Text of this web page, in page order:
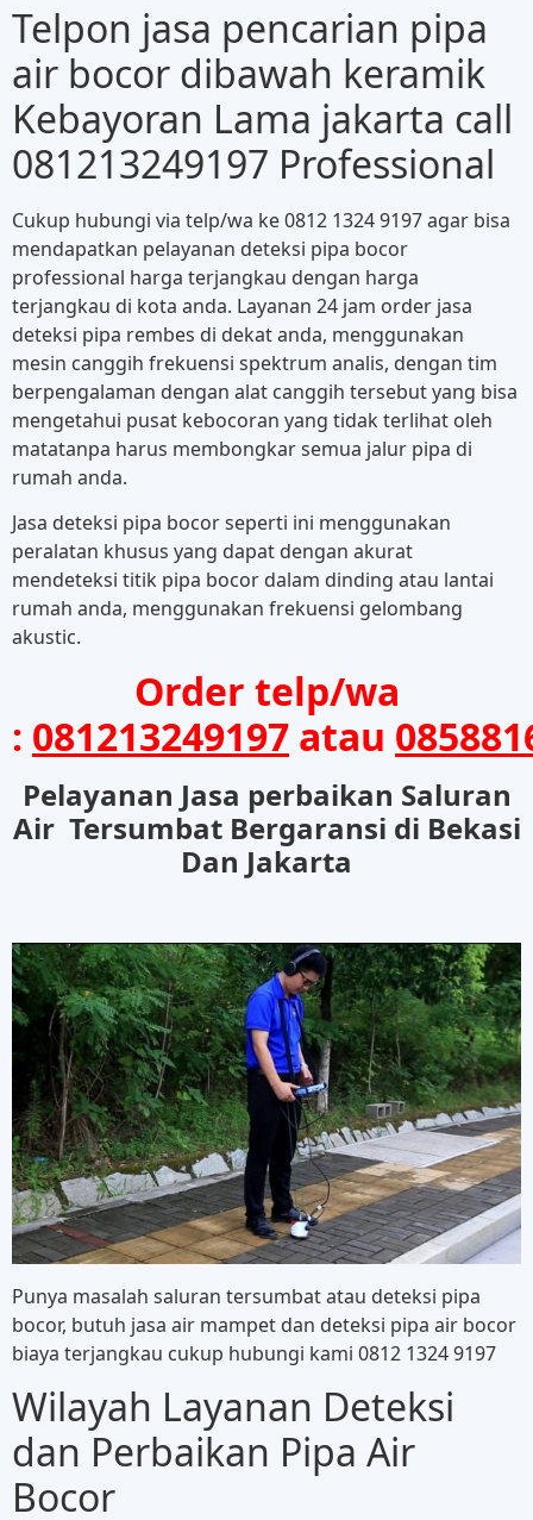
Telpon jasa pencarian pipa
air bocor dibawah keramik
Kebayoran Lama jakarta call
081213249197 Professional
Cukup hubungi via telp/wa ke 0812 1324 9197 agar bisa
mendapatkan pelayanan deteksi pipa bocor
professional harga terjangkau dengan harga
terjangkau di kota anda. Layanan 24 jam order jasa
deteksi pipa rembes di dekat anda, menggunakan
mesin canggih frekuensi spektrum analis, dengan tim
berpengalaman dengan alat canggih tersebut yang bisa
mengetahui pusat kebocoran yang tidak terlihat oleh
matatanpa harus membongkar semua jalur pipa di
rumah anda.
Jasa deteksi pipa bocor seperti ini menggunakan
peralatan khusus yang dapat dengan akurat
mendeteksi titik pipa bocor dalam dinding atau lantai
rumah anda, menggunakan frekuensi gelombang
akustic.
Order telp/wa
: 081213249197 atau
Pelayanan Jasa perbaikan Saluran
Air Tersumbat Bergaransi di Bekasi
Dan Jakarta
Punya masalah saluran tersumbat atau deteksi pipa
bocor, butuh jasa air mampet dan deteksi pipa air bocor
biaya terjangkau cukup hubungi kami 0812 1324 9197
Wilayah Layanan Deteksi
dan Perbaikan Pipa Air
Bocor